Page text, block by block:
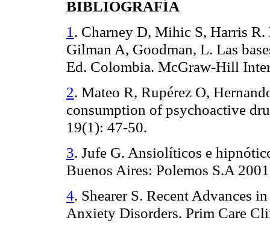
BIBLIOGRAFÍA
1 . Charney D, Mihic S, Harris
Gilman A, Goodman, L. Las
Ed. Colombia. McGraw-Hill
2. Mateo R, Rupérez O,
consumption of psychoactive
19(1): 47-50.
3. Jufe G. Ansiolíticos e
Buenos Aires: Polemos S.A
4. Shearer S. Recent Advances
Anxiety Disorders. Prim Care